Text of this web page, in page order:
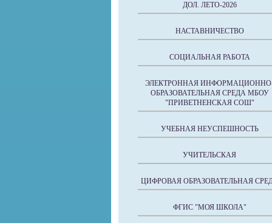
ДОЛ. ЛЕТО-2026
НАСТАВНИЧЕСТВО
СОЦИАЛЬНАЯ РАБОТА
ЭЛЕКТРОННАЯ
ОБРАЗОВАТЕЛЬНАЯ СРЕДА МБОУ
"ПРИВЕТНЕНСКАЯ СОШ"
УЧЕБНАЯ НЕУСПЕШНОСТЬ
УЧИТЕЛЬСКАЯ
ЦИФРОВАЯ ОБРАЗОВАТЕЛЬНАЯ
ФГИС "МОЯ ШКОЛА"